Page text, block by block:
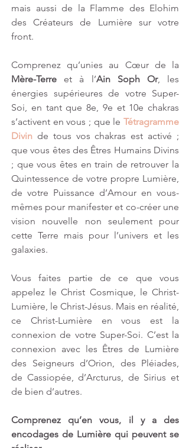
mais aussi de la Flamme des Elohim
des Créateurs de Lumière sur votre
front.
Mère-Terre et à l’Ain Soph Or, les
énergies supérieures de votre Super-
Soi, en tant que 8e, 9e et 10e chakras
s’activent en vous ; que le Tétragramme
Divin de tous vos chakras est activé ;
que vous êtes des Êtres Humains Divins
; que vous êtes en train de retrouver la
Quintessence de votre propre Lumière,
de votre Puissance d’Amour en vous-
mêmes pour manifester et co-créer une
vision nouvelle non seulement pour
cette Terre mais pour l’univers et les
galaxies.
Vous faites partie de ce que vous
appelez le Christ Cosmique, le Christ-
Lumière, le Christ-Jésus. Mais en réalité,
ce Christ-Lumière en vous est la
connexion de votre Super-Soi. C’est la
connexion avec les Êtres de Lumière
des Seigneurs d’Orion, des Pléiades,
de Cassiopée, d’Arcturus, de Sirius et
de bien d’autres.
Comprenez qu’en vous, il y a des
encodages de Lumière qui peuvent se